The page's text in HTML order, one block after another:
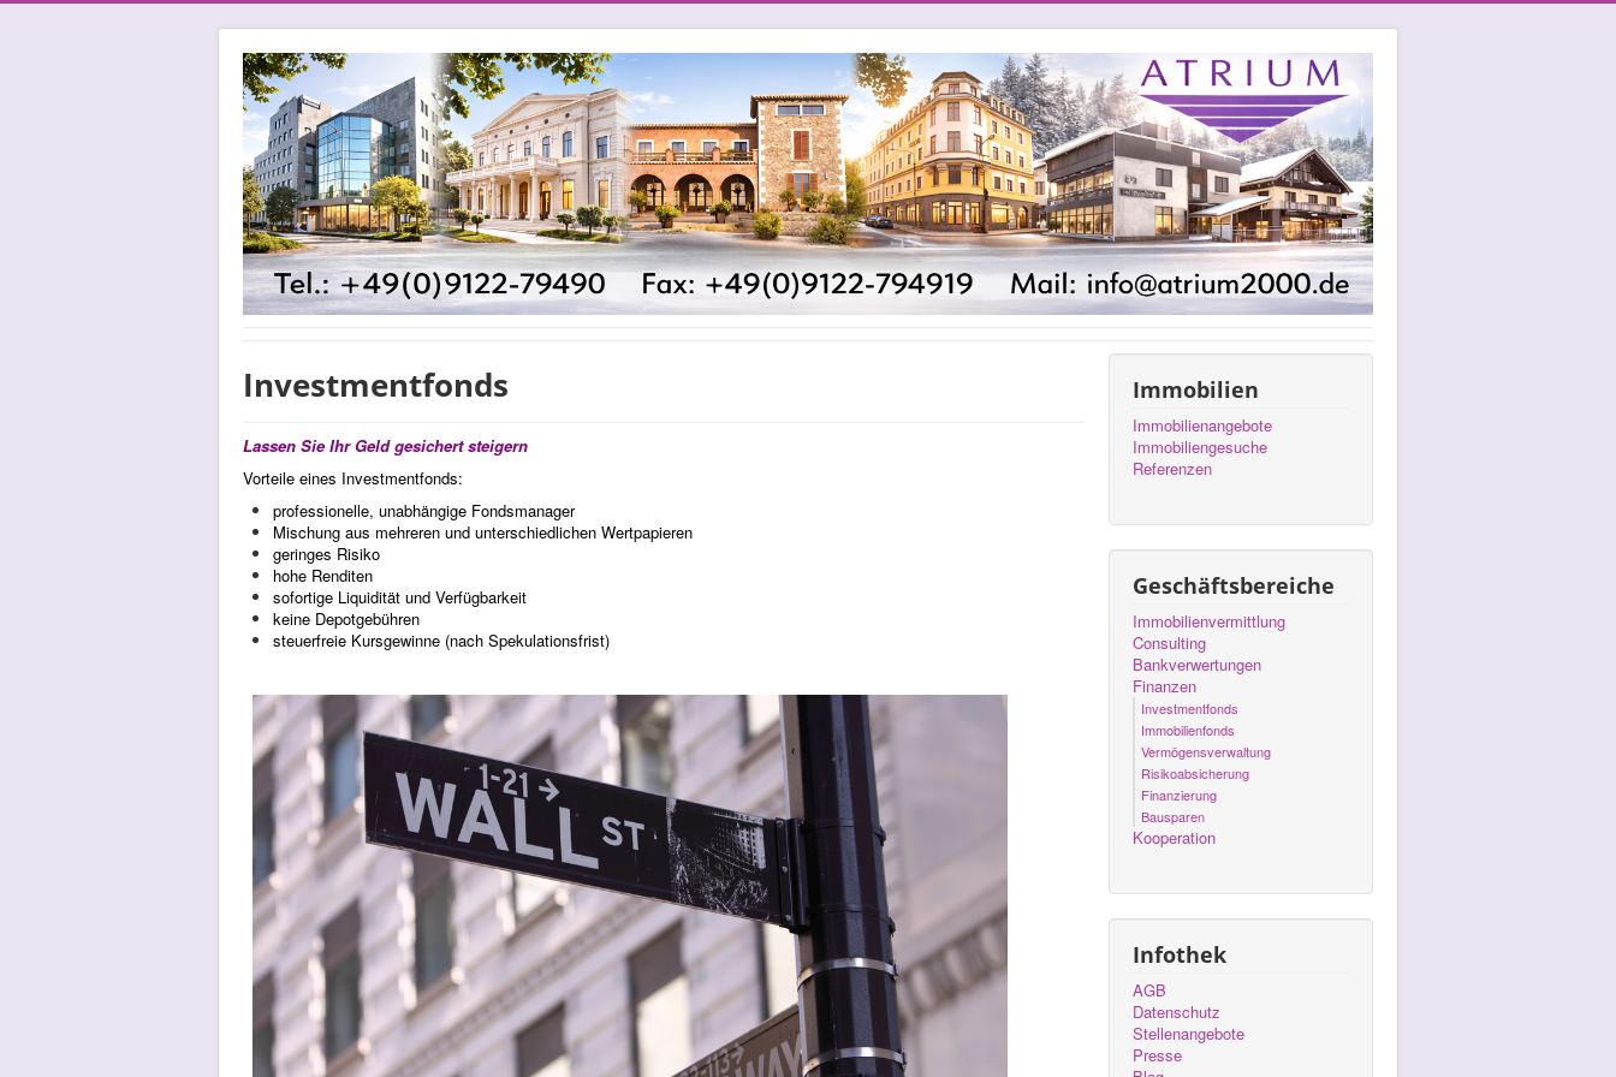
Investmentfonds
Lassen Sie Ihr Geld gesichert steigern
Vorteile eines Investmentfonds:
professionelle, unabhängige Fondsmanager
Mischung aus mehreren und unterschiedlichen Wertpapieren
geringes Risiko
hohe Renditen
sofortige Liquidität und Verfügbarkeit
keine Depotgebühren
steuerfreie Kursgewinne (nach Spekulationsfrist)
Immobilien
Immobilienangebote
Immobiliengesuche
Referenzen
Geschäftsbereiche
Immobilienvermittlung
Consulting
Bankverwertungen
Finanzen
Investmentfonds
Immobilienfonds
Vermögensverwaltung
Risikoabsicherung
Finanzierung
Bausparen
Kooperation
Infothek
AGB
Datenschutz
Stellenangebote
Presse